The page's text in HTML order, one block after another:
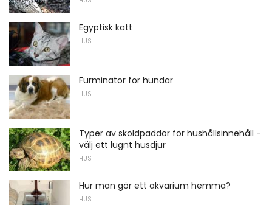
Egyptisk katt
HUS
Furminator för hundar
HUS
Typer av sköldpaddor för hushållsinnehåll -
välj ett lugnt husdjur
HUS
Hur man gör ett akvarium hemma?
HUS